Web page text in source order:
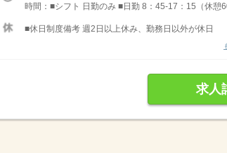
時間：■シフト 日勤のみ ■日勤 8：45-17：15（休憩
■休日制度備考 週2日以上休み、勤務日以外が休日
求人